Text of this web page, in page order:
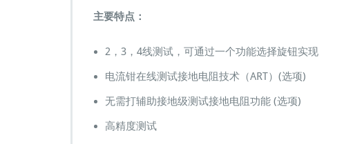
主要特点：
2，3，4线测试，可通过一个功能选择旋钮实现
电流钳在线测试接地电阻技术（ART）(选项)
无需打辅助接地级测试接地电阻功能 (选项)
高精度测试